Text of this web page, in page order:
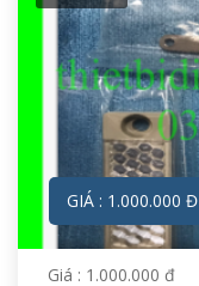
GIÁ : 1.000.000 Đ
Giá : 1.000.000 đ